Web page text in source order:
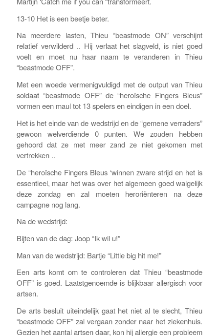
13-10 Het is een beetje beter.
Na meerdere lasten, Thieu “beastmode ON” verschijnt
relatief verwilderd .. Hij verlaat het slagveld, is niet goed
voelt en moet nu haar naam te veranderen in Thieu
“beastmode OFF”.
Met een woede vermenigvuldigd met de output van Thieu
soldaat “beastmode OFF” de “heroïsche Fingers Bleus”
vormen een maul tot 13 spelers en eindigen in een doel.
Het is het einde van de wedstrijd en de “gemene verraders”
gewoon welverdiende 0 punten. We zouden hebben
gehoord dat ze met meer zand ze niet gekomen met
vertrekken ..
De “heroïsche Fingers Bleus ‘winnen zware strijd en het is
essentieel, maar het was over het algemeen goed walgelijk
deze zondag en zal moeten heroriënteren na deze
campagne nog lang.
Na de wedstrijd:
Bijten van de dag: Joop “Ik wil u!”
Man van de wedstrijd: Bartje “Little big hit me!”
Een arts komt om te controleren dat Thieu “beastmode
OFF” is goed. Laatstgenoemde is blijkbaar allergisch voor
artsen.
De arts besluit uiteindelijk gaat het niet al te slecht, Thieu
“beastmode OFF” zal vergaan zonder naar het ziekenhuis.
Gezien het aantal artsen daar, kon hij allergie een probleem